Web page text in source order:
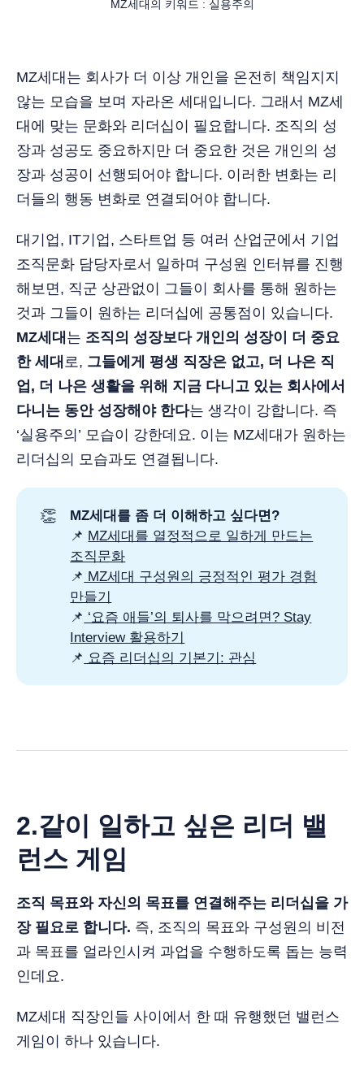
MZ세대의 키워드 : 실용주의
MZ세대는 회사가 더 이상 개인을 온전히 책임지지
않는 모습을 보며 자라온 세대입니다. 그래서 MZ세
대에 맞는 문화와 리더십이 필요합니다. 조직의 성
장과 성공도 중요하지만 더 중요한 것은 개인의 성
장과 성공이 선행되어야 합니다. 이러한 변화는 리
더들의 행동 변화로 연결되어야 합니다.
대기업, IT기업, 스타트업 등 여러 산업군에서 기업
조직문화 담당자로서 일하며 구성원 인터뷰를 진행
해보면, 직군 상관없이 그들이 회사를 통해 원하는
것과 그들이 원하는 리더십에 공통점이 있습니다.
MZ세대 는 조직의 성장보다 개인의 성장이 더 중요
한 세대 로, 그들에게 평생 직장은 없고, 더 나은 직
업, 더 나은 생활을 위해 지금 다니고 있는 회사에서
다니는 동안 성장해야 한다는 생각이 강합니다. 즉
‘실용주의’ 모습이 강한데요. 이는 MZ세대가 원하는
리더십의 모습과도 연결됩니다.
👏
MZ세대를 좀 더 이해하고 싶다면?
📌 MZ세대를 열정적으로 일하게 만드는
조직문화
📌 MZ세대 구성원의 긍정적인 평가 경험
만들기
📌 ‘요즘 애들’의 퇴사를 막으려면? Stay
Interview 활용하기
📌 요즘 리더십의 기본기: 관심
2.같이 일하고 싶은 리더 밸
런스 게임
조직 목표와 자신의 목표를 연결해주는 리더십을 가
장 필요로 합니다. 즉, 조직의 목표와 구성원의 비전
과 목표를 얼라인시켜 과업을 수행하도록 돕는 능력
인데요.
MZ세대 직장인들 사이에서 한 때 유행했던 밸런스
게임이 하나 있습니다.